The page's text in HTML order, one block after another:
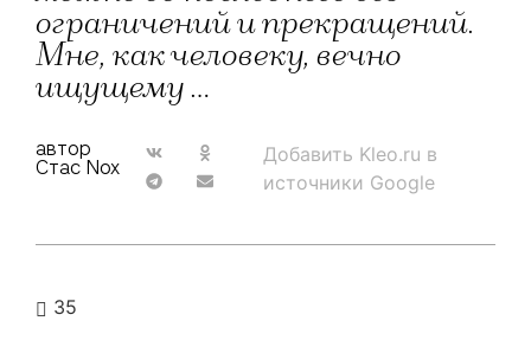
ограничений и прекращений.
Мне, как человеку, вечно
ищущему …
автор
Стас Nox
Добавить Kleo.ru в
источники Google
35